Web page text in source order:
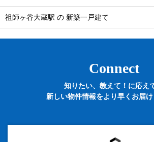
祖師ヶ谷大蔵駅 の 新築一戸建て
Connect
知りたい、教えて！に応え
新しい物件情報をより早くお届け